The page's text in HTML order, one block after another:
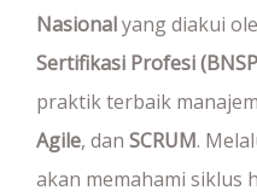
Nasionalyang diakui
Sertifikasi Profesi
praktik terbaik
Agile, dan SCRUM.
akan memahami siklus